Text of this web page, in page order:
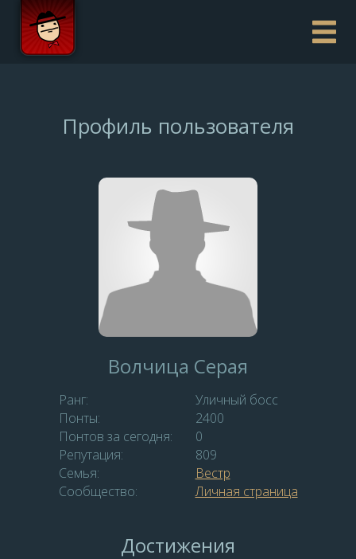
Профиль пользователя
Волчица Серая
Ранг:
Уличный босс
Понты:
2400
Понтов за сегодня:
0
Репутация:
809
Семья:
Вестр
Сообщество:
Личная страница
Достижения